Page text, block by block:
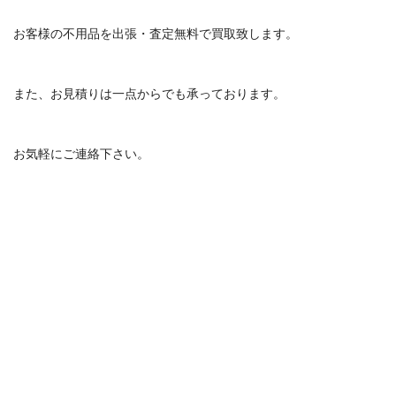
お客様の不用品を出張・査定無料で買取致します。
また、お見積りは一点からでも承っております。
お気軽にご連絡下さい。